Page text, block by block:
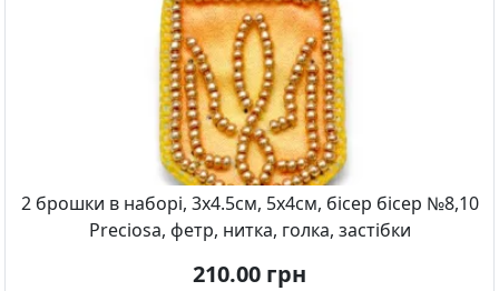
2 брошки в наборі, 3х4.5см, 5х4см, бісер бісер №8,10
Preciosa, фетр, нитка, голка, застібки
210.00 грн